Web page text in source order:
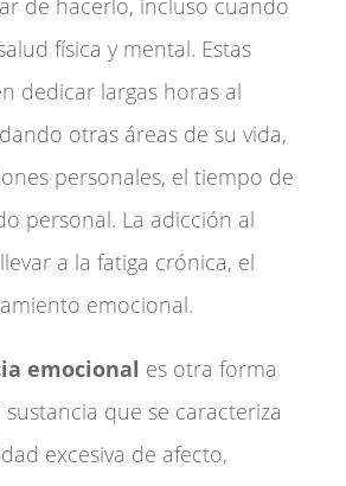
de hacerlo, incluso cuando
física y mental. Estas
dedicar largas horas al
otras áreas de su vida,
personales, el tiempo de
personal. La adicción al
a la fatiga crónica, el
emocional.
emocional es otra forma
que se caracteriza
excesiva de afecto,